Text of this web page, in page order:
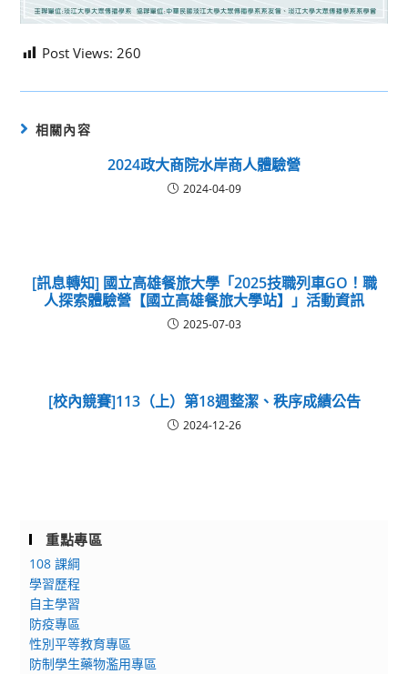
Post Views: 260
相關內容
2024政大商院水岸商人體驗營
2024-04-09
[訊息轉知] 國立高雄餐旅大學「2025技職列車GO！職
人探索體驗營【國立高雄餐旅大學站】」活動資訊
2025-07-03
[校內競賽]113（上）第18週整潔、秩序成績公告
2024-12-26
重點專區
108 課綱
學習歷程
自主學習
防疫專區
性別平等教育專區
防制學生藥物濫用專區